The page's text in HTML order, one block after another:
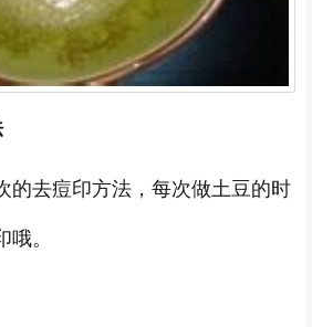
的去痘印方法，每次做土豆的时
。